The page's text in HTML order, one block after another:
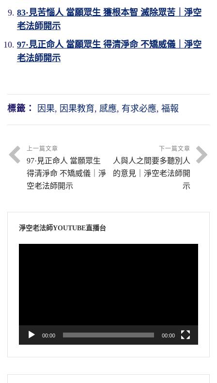
83·見苦惱人 當願眾生 獲根本智 滅除眾苦｜淨空
老法師開示
97·見正命人 當願眾生 得清淨命 不矯威儀｜淨空
老法師開示
標籤： 因果, 因果教育, 感應, 有求必應, 福報
上一篇文章
97·見正命人 當願眾生
得清淨命 不矯威儀｜淨
空老法師開示
下一篇文章
人與人之間要多聽別人
的意見｜淨空老法師開
示
淨空老法師YOUTUBE直播台
00:00 00:00